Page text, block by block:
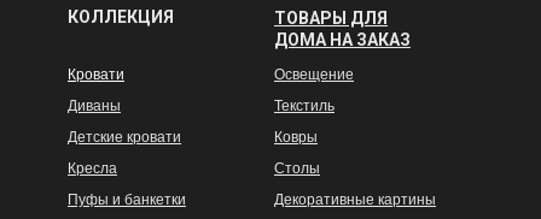
Освещение
Текстиль
Ковры
Столы
Декоративные картины
Кровати
Диваны
Детские кровати
Кресла
Пуфы и банкетки
ТОВАРЫ ДЛЯ
ДОМА НА ЗАКАЗ
КОЛЛЕКЦИЯ